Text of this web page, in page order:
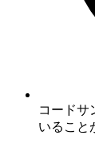
コードサ
いること